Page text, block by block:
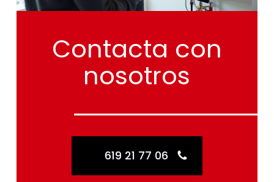
Contacta con
nosotros
619 21 77 06